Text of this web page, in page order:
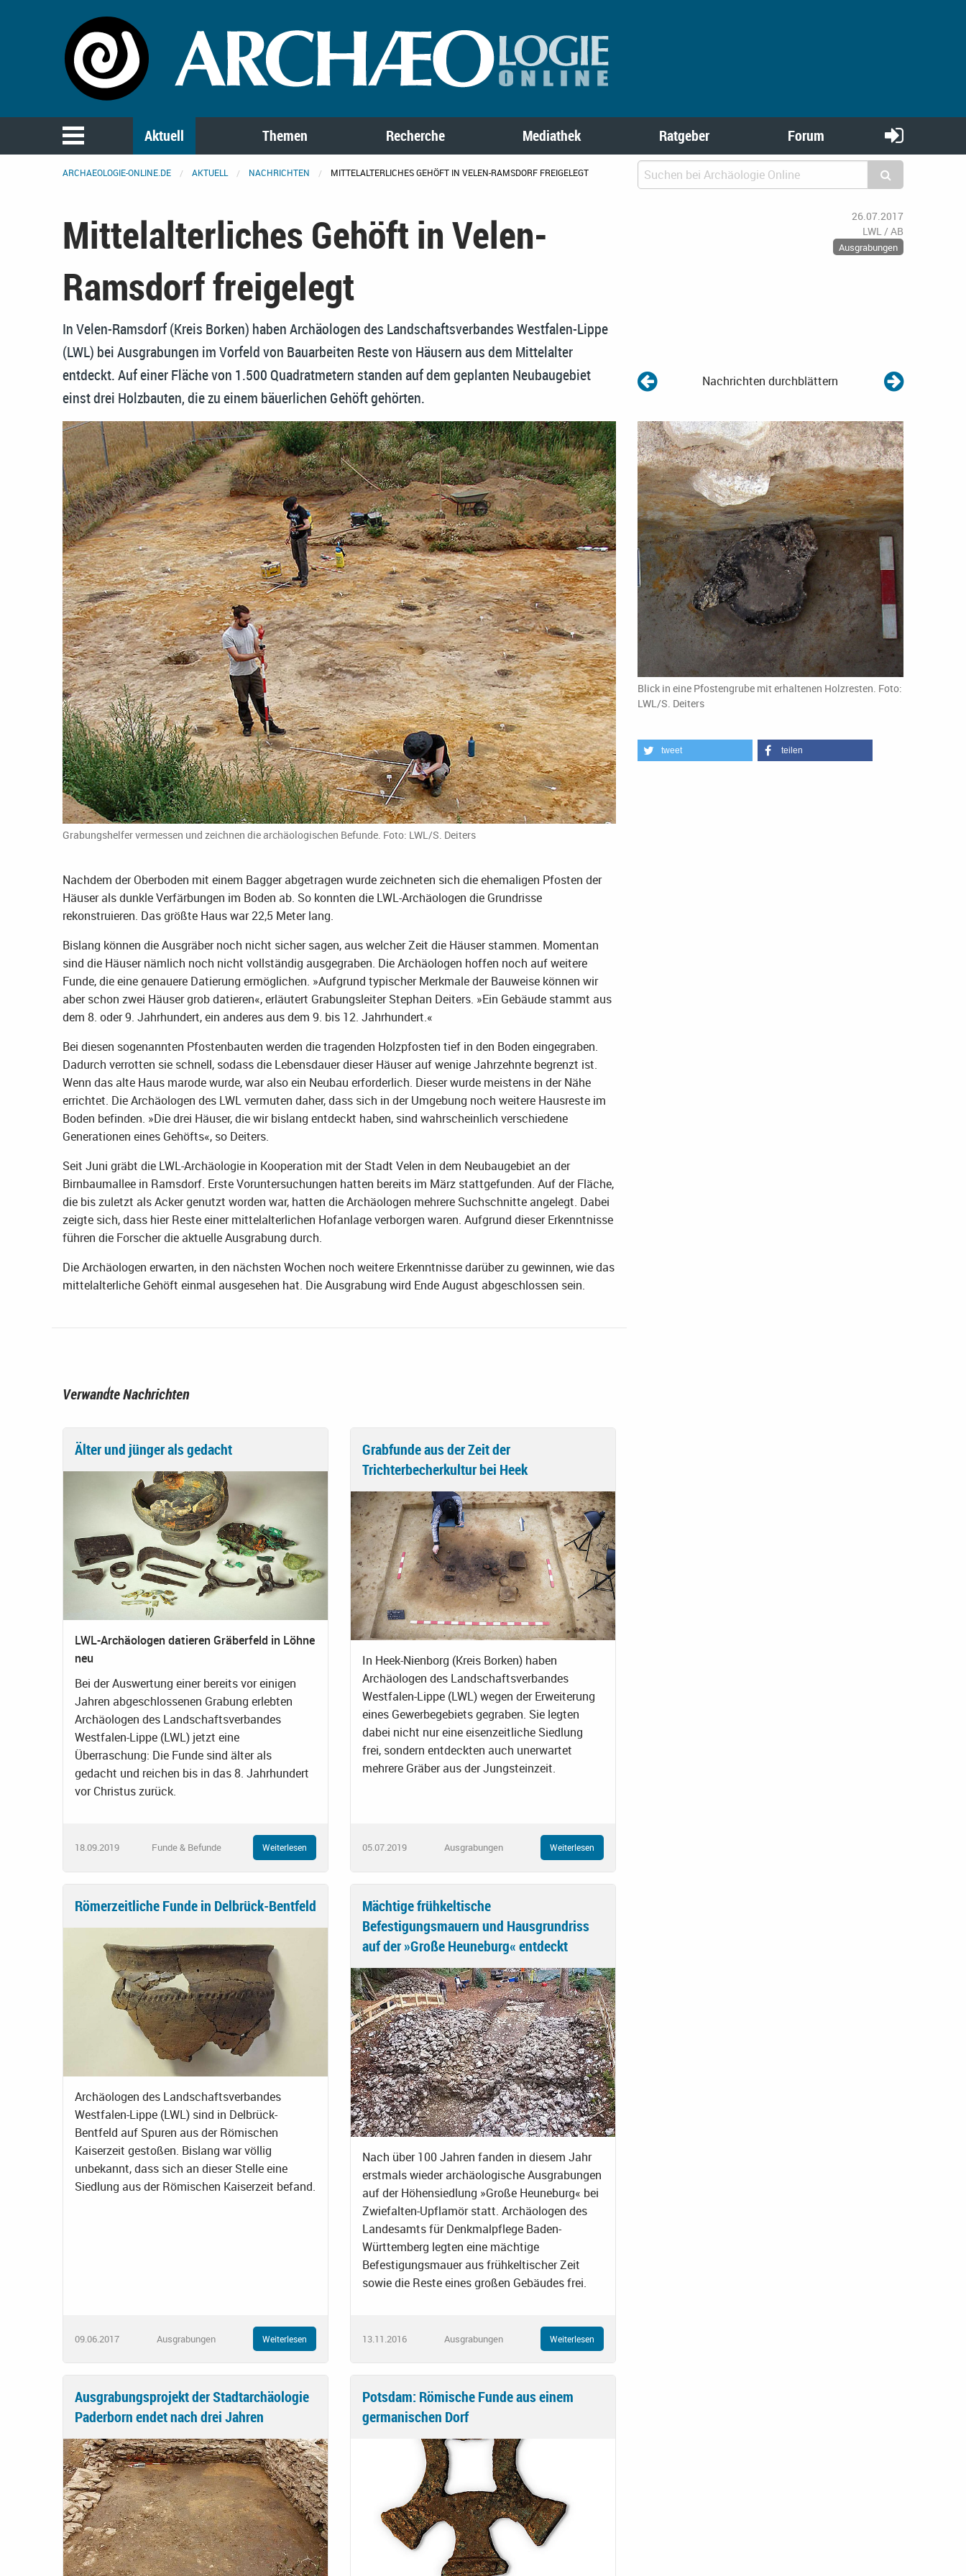
Aktuell Themen Recherche Mediathek Ratgeber Forum
ARCHAEOLOGIE-ONLINE.DE AKTUELL NACHRICHTEN MITTELALTERLICHES GEHÖFT IN VELEN-RAMSDORF FREIGELEGT
Mittelalterliches Gehöft in Velen-
Ramsdorf freigelegt
26.07.2017
LWL / AB
Ausgrabungen
In Velen-Ramsdorf (Kreis Borken) haben Archäologen des Landschaftsverbandes Westfalen-Lippe
(LWL) bei Ausgrabungen im Vorfeld von Bauarbeiten Reste von Häusern aus dem Mittelalter
entdeckt. Auf einer Fläche von 1.500 Quadratmetern standen auf dem geplanten Neubaugebiet
einst drei Holzbauten, die zu einem bäuerlichen Gehöft gehörten.
Nachrichten durchblättern
Grabungshelfer vermessen und zeichnen die archäologischen Befunde. Foto: LWL/S. Deiters
Nachdem der Oberboden mit einem Bagger abgetragen wurde zeichneten sich die ehemaligen Pfosten der
Häuser als dunkle Verfärbungen im Boden ab. So konnten die LWL-Archäologen die Grundrisse
rekonstruieren. Das größte Haus war 22,5 Meter lang.
Bislang können die Ausgräber noch nicht sicher sagen, aus welcher Zeit die Häuser stammen. Momentan
sind die Häuser nämlich noch nicht vollständig ausgegraben. Die Archäologen hoffen noch auf weitere
Funde, die eine genauere Datierung ermöglichen. »Aufgrund typischer Merkmale der Bauweise können wir
aber schon zwei Häuser grob datieren«, erläutert Grabungsleiter Stephan Deiters. »Ein Gebäude stammt aus
dem 8. oder 9. Jahrhundert, ein anderes aus dem 9. bis 12. Jahrhundert.«
Bei diesen sogenannten Pfostenbauten werden die tragenden Holzpfosten tief in den Boden eingegraben.
Dadurch verrotten sie schnell, sodass die Lebensdauer dieser Häuser auf wenige Jahrzehnte begrenzt ist.
Wenn das alte Haus marode wurde, war also ein Neubau erforderlich. Dieser wurde meistens in der Nähe
errichtet. Die Archäologen des LWL vermuten daher, dass sich in der Umgebung noch weitere Hausreste im
Boden befinden. »Die drei Häuser, die wir bislang entdeckt haben, sind wahrscheinlich verschiedene
Generationen eines Gehöfts«, so Deiters.
Seit Juni gräbt die LWL-Archäologie in Kooperation mit der Stadt Velen in dem Neubaugebiet an der
Birnbaumallee in Ramsdorf. Erste Voruntersuchungen hatten bereits im März stattgefunden. Auf der Fläche,
die bis zuletzt als Acker genutzt worden war, hatten die Archäologen mehrere Suchschnitte angelegt. Dabei
zeigte sich, dass hier Reste einer mittelalterlichen Hofanlage verborgen waren. Aufgrund dieser Erkenntnisse
führen die Forscher die aktuelle Ausgrabung durch.
Die Archäologen erwarten, in den nächsten Wochen noch weitere Erkenntnisse darüber zu gewinnen, wie das
mittelalterliche Gehöft einmal ausgesehen hat. Die Ausgrabung wird Ende August abgeschlossen sein.
Blick in eine Pfostengrube mit erhaltenen Holzresten. Foto:
LWL/S. Deiters
tweet teilen
Verwandte Nachrichten
Älter und jünger als gedacht
LWL-Archäologen datieren Gräberfeld in Löhne
neu
Bei der Auswertung einer bereits vor einigen
Jahren abgeschlossenen Grabung erlebten
Archäologen des Landschaftsverbandes
Westfalen-Lippe (LWL) jetzt eine
Überraschung: Die Funde sind älter als
gedacht und reichen bis in das 8. Jahrhundert
vor Christus zurück.
18.09.2019 Funde & Befunde Weiterlesen
Grabfunde aus der Zeit der
Trichterbecherkultur bei Heek
In Heek-Nienborg (Kreis Borken) haben
Archäologen des Landschaftsverbandes
Westfalen-Lippe (LWL) wegen der Erweiterung
eines Gewerbegebiets gegraben. Sie legten
dabei nicht nur eine eisenzeitliche Siedlung
frei, sondern entdeckten auch unerwartet
mehrere Gräber aus der Jungsteinzeit.
05.07.2019 Ausgrabungen Weiterlesen
Römerzeitliche Funde in Delbrück-Bentfeld
Archäologen des Landschaftsverbandes
Westfalen-Lippe (LWL) sind in Delbrück-
Bentfeld auf Spuren aus der Römischen
Kaiserzeit gestoßen. Bislang war völlig
unbekannt, dass sich an dieser Stelle eine
Siedlung aus der Römischen Kaiserzeit befand.
09.06.2017 Ausgrabungen Weiterlesen
Mächtige frühkeltische
Befestigungsmauern und Hausgrundriss
auf der »Große Heuneburg« entdeckt
Nach über 100 Jahren fanden in diesem Jahr
erstmals wieder archäologische Ausgrabungen
auf der Höhensiedlung »Große Heuneburg« bei
Zwiefalten-Upflamör statt. Archäologen des
Landesamts für Denkmalpflege Baden-
Württemberg legten eine mächtige
Befestigungsmauer aus frühkeltischer Zeit
sowie die Reste eines großen Gebäudes frei.
13.11.2016 Ausgrabungen Weiterlesen
Ausgrabungsprojekt der Stadtarchäologie
Paderborn endet nach drei Jahren
Potsdam: Römische Funde aus einem
germanischen Dorf